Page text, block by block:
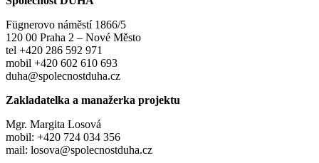
Fügnerovo náměstí 1866/5
120 00 Praha 2 – Nové Město
tel +420 286 592 971
mobil +420 602 610 693
duha@spolecnostduha.cz
Zakladatelka a manažerka projektu
Mgr. Margita Losová
mobil: +420 724 034 356
mail: losova@spolecnostduha.cz